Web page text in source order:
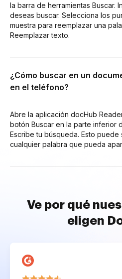
la barra de herramientas Buscar.
deseas buscar. Selecciona los
muestra para reemplazar una
Reemplazar texto.
¿Cómo buscar en un
en el teléfono?
Abre la aplicación docHub
botón Buscar en la parte inferior
Escribe tu búsqueda. Esto
cualquier palabra que pueda
Ve por qué
eligen